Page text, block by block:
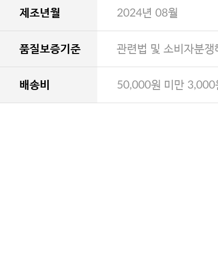
제조년월 2024년 08월
품질보증기준 관련법 및 소비자분
배송비 50,000원 미만 3,000